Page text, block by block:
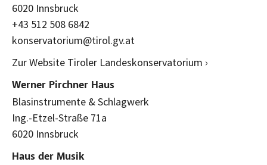
6020 Innsbruck
+43 512 508 6842
konservatorium@tirol.gv.at
Zur Website Tiroler Landeskonservatorium ›
Werner Pirchner Haus
Blasinstrumente & Schlagwerk
Ing.-Etzel-Straße 71a
6020 Innsbruck
Haus der Musik